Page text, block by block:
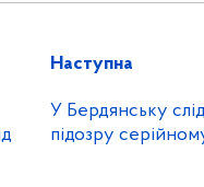
Наступна
У Бердянську
підозру